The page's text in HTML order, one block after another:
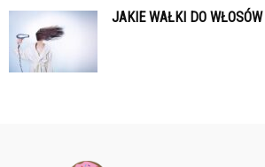
JAKIE WAŁKI DO